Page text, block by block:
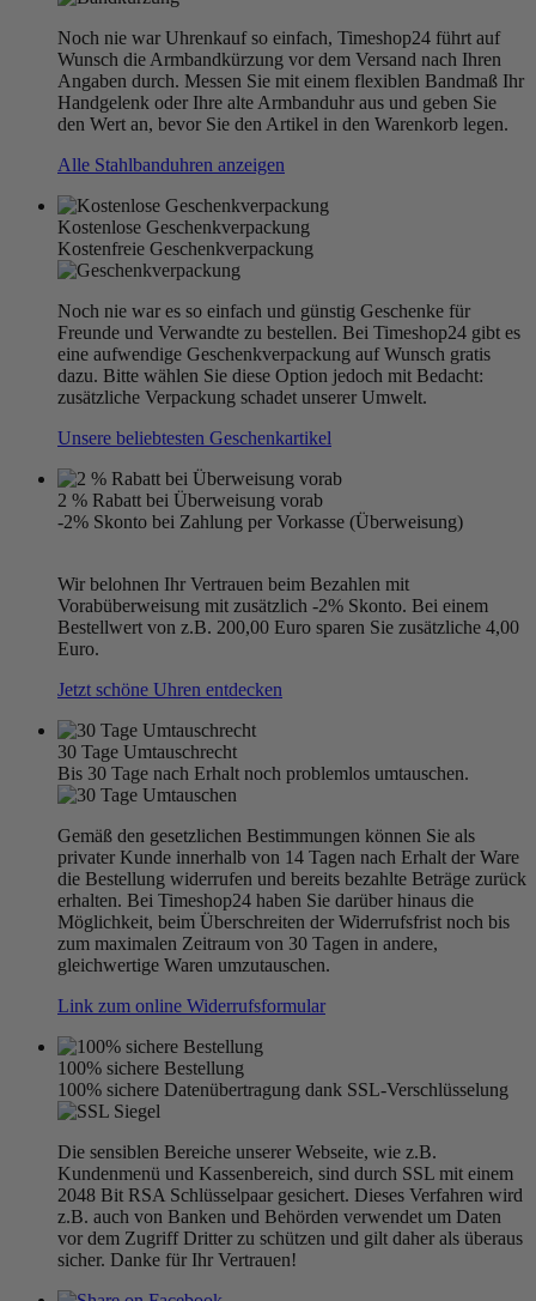
Noch nie war Uhrenkauf so einfach, Timeshop24 führt auf
Wunsch die Armbandkürzung vor dem Versand nach Ihren
Angaben durch. Messen Sie mit einem flexiblen Bandmaß Ihr
Handgelenk oder Ihre alte Armbanduhr aus und geben Sie
den Wert an, bevor Sie den Artikel in den Warenkorb legen.
Alle Stahlbanduhren anzeigen
Kostenlose Geschenkverpackung
Kostenfreie Geschenkverpackung
Noch nie war es so einfach und günstig Geschenke für
Freunde und Verwandte zu bestellen. Bei Timeshop24 gibt es
eine aufwendige Geschenkverpackung auf Wunsch gratis
dazu. Bitte wählen Sie diese Option jedoch mit Bedacht:
zusätzliche Verpackung schadet unserer Umwelt.
Unsere beliebtesten Geschenkartikel
2 % Rabatt bei Überweisung vorab
-2% Skonto bei Zahlung per Vorkasse (Überweisung)
Wir belohnen Ihr Vertrauen beim Bezahlen mit
Vorabüberweisung mit zusätzlich -2% Skonto. Bei einem
Bestellwert von z.B. 200,00 Euro sparen Sie zusätzliche 4,00
Euro.
Jetzt schöne Uhren entdecken
30 Tage Umtauschrecht
Bis 30 Tage nach Erhalt noch problemlos umtauschen.
Gemäß den gesetzlichen Bestimmungen können Sie als
privater Kunde innerhalb von 14 Tagen nach Erhalt der Ware
die Bestellung widerrufen und bereits bezahlte Beträge zurück
erhalten. Bei Timeshop24 haben Sie darüber hinaus die
Möglichkeit, beim Überschreiten der Widerrufsfrist noch bis
zum maximalen Zeitraum von 30 Tagen in andere,
gleichwertige Waren umzutauschen.
Link zum online Widerrufsformular
100% sichere Bestellung
100% sichere Datenübertragung dank SSL-Verschlüsselung
Die sensiblen Bereiche unserer Webseite, wie z.B.
Kundenmenü und Kassenbereich, sind durch SSL mit einem
2048 Bit RSA Schlüsselpaar gesichert. Dieses Verfahren wird
z.B. auch von Banken und Behörden verwendet um Daten
vor dem Zugriff Dritter zu schützen und gilt daher als überaus
sicher. Danke für Ihr Vertrauen!